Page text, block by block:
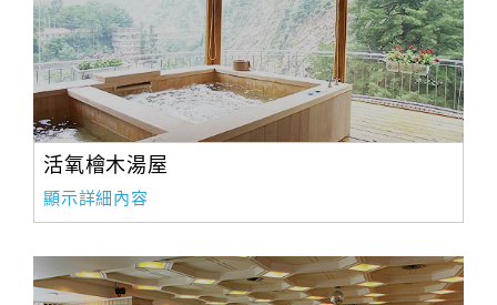
旅
伴
計
劃
商
品
宣
活氧檜木湯屋
顯示詳細內容